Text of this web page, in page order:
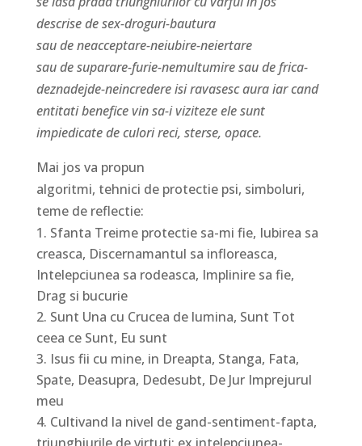
descrise de sex-droguri-bautura
sau de neacceptare-neiubire-neiertare
sau de suparare-furie-nemultumire sau de frica-
deznadejde-neincredere isi ravasesc aura iar cand
entitati benefice vin sa-i viziteze ele sunt
impiedicate de culori reci, sterse, opace.
Mai jos va propun
algoritmi, tehnici de protectie psi, simboluri,
teme de reflectie:
Sfanta Treime protectie sa-mi fie, Iubirea sa
creasca, Discernamantul sa infloreasca,
Intelepciunea sa rodeasca, Implinire sa fie,
Drag si bucurie
Sunt Una cu Crucea de lumina, Sunt Tot
ceea ce Sunt, Eu sunt
Isus fii cu mine, in Dreapta, Stanga, Fata,
Spate, Deasupra, Dedesubt, De Jur Imprejurul
meu
Cultivand la nivel de gand-sentiment-fapta,